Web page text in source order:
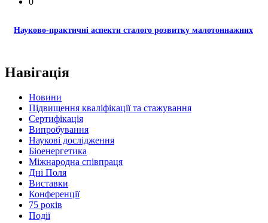
Науково-практичні аспекти сталого розвитку малотоннажних
Навігація
Новини
Підвищення кваліфікації та стажування
Сертифікація
Випробування
Наукові дослідження
Біоенергетика
Міжнародна співпраця
Дні Поля
Виставки
Конференції
75 років
Події